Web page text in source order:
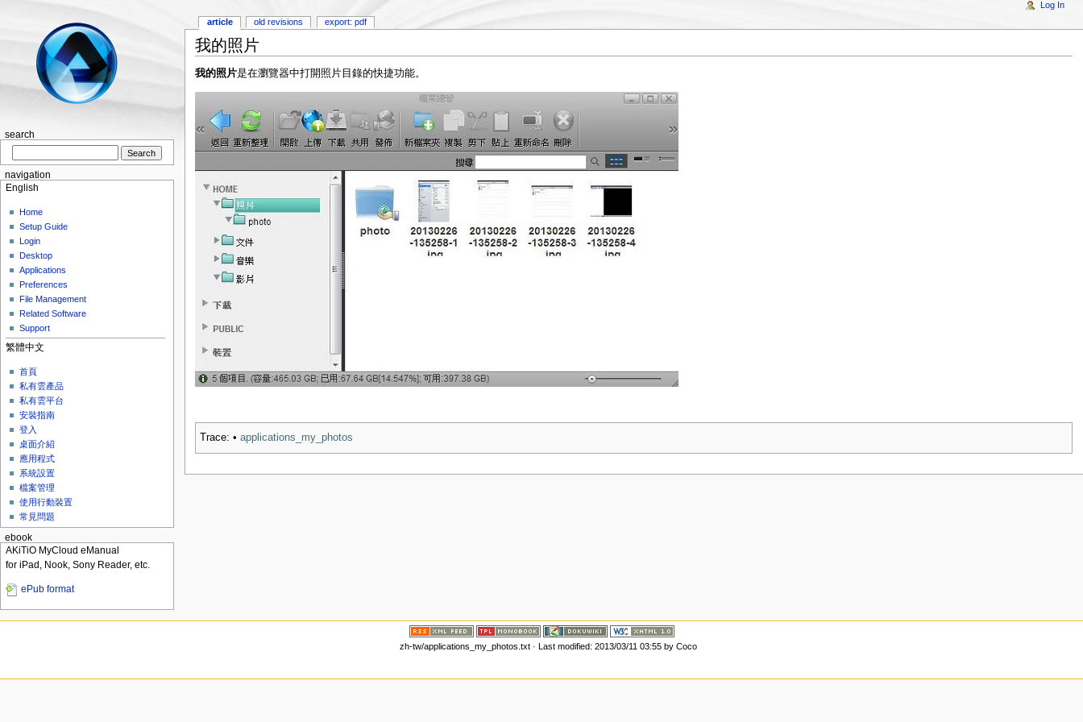
我的照片
我的照片是在瀏覽器中打開照片目錄的快捷功能。
Trace: • applications_my_photos
article old revisions export: pdf
Log In
search
navigation
English
Home
Setup Guide
Login
Desktop
Applications
Preferences
File Management
Related Software
Support
繁體中文
首頁
私有雲產品
私有雲平台
安裝指南
登入
桌面介紹
應用程式
系統設置
檔案管理
使用行動裝置
常見問題
ebook
AKiTiO MyCloud eManual
for iPad, Nook, Sony Reader, etc.
ePub format
zh-tw/applications_my_photos.txt · Last modified: 2013/03/11 03:55 byCoco